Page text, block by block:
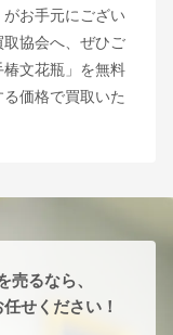
お手元にござい
協会へ、ぜひご
文花瓶」を無料
価格で買取いた
るなら、
せください！